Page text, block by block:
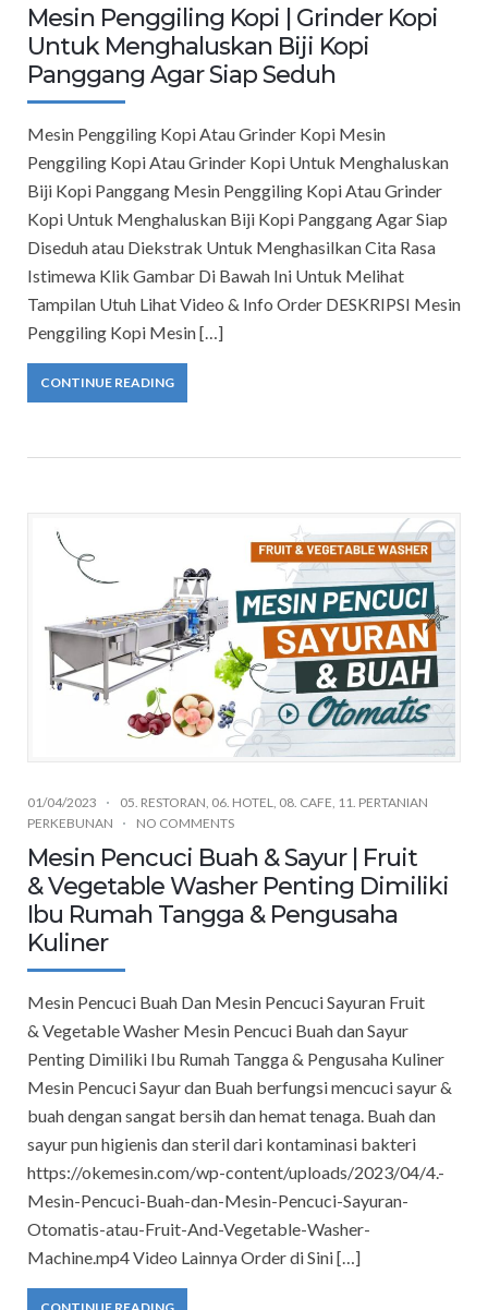
Mesin Penggiling Kopi | Grinder Kopi
Untuk Menghaluskan Biji Kopi
Panggang Agar Siap Seduh
Mesin Penggiling Kopi Atau Grinder Kopi Mesin
Penggiling Kopi Atau Grinder Kopi Untuk Menghaluskan
Biji Kopi Panggang Mesin Penggiling Kopi Atau Grinder
Kopi Untuk Menghaluskan Biji Kopi Panggang Agar Siap
Diseduh atau Diekstrak Untuk Menghasilkan Cita Rasa
Istimewa Klik Gambar Di Bawah Ini Untuk Melihat
Tampilan Utuh Lihat Video & Info Order DESKRIPSI Mesin
Penggiling Kopi Mesin […]
CONTINUE READING
01/04/2023 05. RESTORAN 06. HOTEL 08. CAFE 11. PERTANIAN
PERKEBUNAN
NO COMMENTS
Mesin Pencuci Buah & Sayur | Fruit
& Vegetable Washer Penting Dimiliki
Ibu Rumah Tangga & Pengusaha
Kuliner
Mesin Pencuci Buah Dan Mesin Pencuci Sayuran Fruit
& Vegetable Washer Mesin Pencuci Buah dan Sayur
Penting Dimiliki Ibu Rumah Tangga & Pengusaha Kuliner
Mesin Pencuci Sayur dan Buah berfungsi mencuci sayur &
buah dengan sangat bersih dan hemat tenaga. Buah dan
sayur pun higienis dan steril dari kontaminasi bakteri
https://okemesin.com/wp-content/uploads/2023/04/4.-
Mesin-Pencuci-Buah-dan-Mesin-Pencuci-Sayuran-
Otomatis-atau-Fruit-And-Vegetable-Washer-
Machine.mp4 Video Lainnya Order di Sini […]
CONTINUE READING